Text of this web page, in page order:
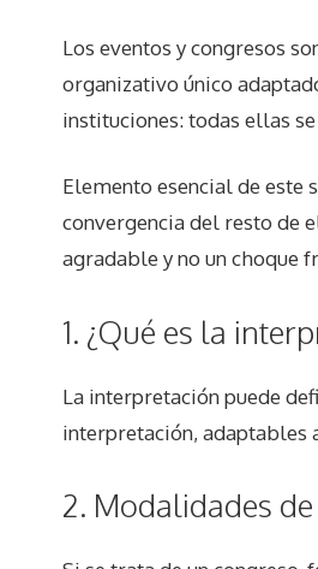
Los eventos y congresos
organizativo único
instituciones: todas ellas
Elemento esencial de este
convergencia del resto de
agradable y no un choque
1. ¿Qué es la
La interpretación puede
interpretación, adaptables
2. Modalidades